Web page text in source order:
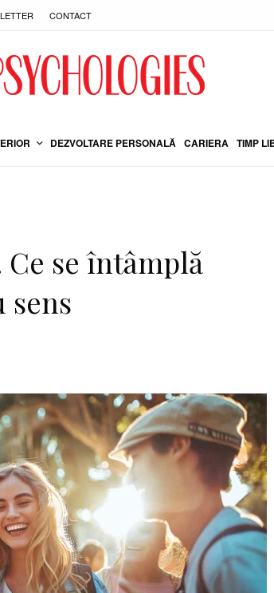
CONTACT
DEZVOLTARE PERSONALĂ CARIERA TIMP
se întâmplă
sens